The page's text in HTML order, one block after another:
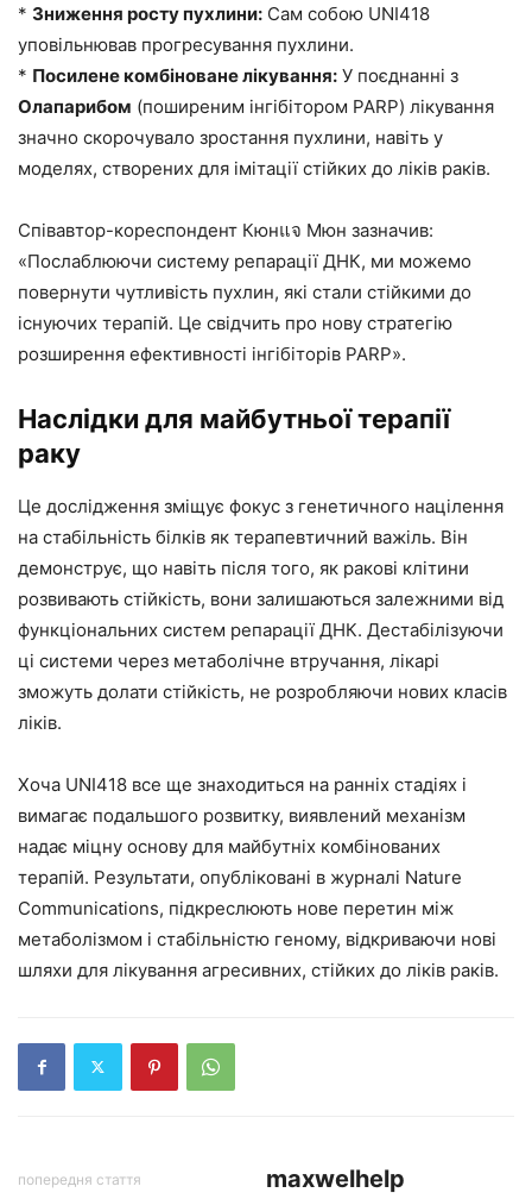
* Зниження росту пухлини: Сам собою UNI418
уповільнював прогресування пухлини.
* Посилене комбіноване лікування: У поєднанні з
Олапарибом (поширеним інгібітором PARP) лікування
значно скорочувало зростання пухлини, навіть у
моделях, створених для імітації стійких до ліків раків.
Співавтор-кореспондент Кюнแจ Мюн зазначив:
«Послаблюючи систему репарації ДНК, ми можемо
повернути чутливість пухлин, які стали стійкими до
існуючих терапій. Це свідчить про нову стратегію
розширення ефективності інгібіторів PARP».
Наслідки для майбутньої терапії
раку
Це дослідження зміщує фокус з генетичного націлення
на стабільність білків як терапевтичний важіль. Він
демонструє, що навіть після того, як ракові клітини
розвивають стійкість, вони залишаються залежними від
функціональних систем репарації ДНК. Дестабілізуючи
ці системи через метаболічне втручання, лікарі
зможуть долати стійкість, не розробляючи нових класів
ліків.
Хоча UNI418 все ще знаходиться на ранніх стадіях і
вимагає подальшого розвитку, виявлений механізм
надає міцну основу для майбутніх комбінованих
терапій. Результати, опубліковані в журналі Nature
Communications, підкреслюють нове перетин між
метаболізмом і стабільністю геному, відкриваючи нові
шляхи для лікування агресивних, стійких до ліків раків.
попередня стаття maxwelhelp